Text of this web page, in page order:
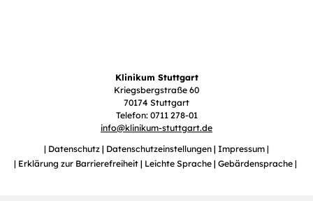
Klinikum Stuttgart
Kriegsbergstraße 60
70174 Stuttgart
Telefon: 0711 278-01
info@klinikum-stuttgart.de
Datenschutz
Datenschutzeinstellungen Impressum
Erklärung zur Barrierefreiheit
Leichte Sprache Gebärdensprache